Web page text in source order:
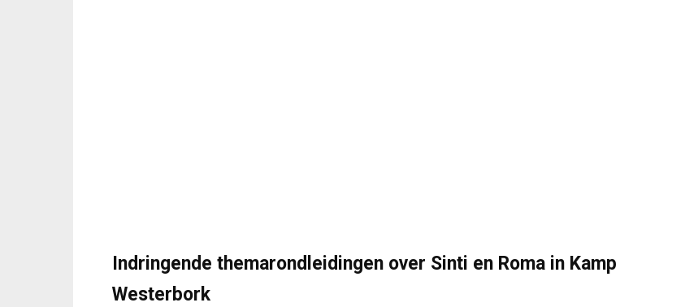
Indringende themarondleidingen over Sinti en Roma in Kamp
Westerbork